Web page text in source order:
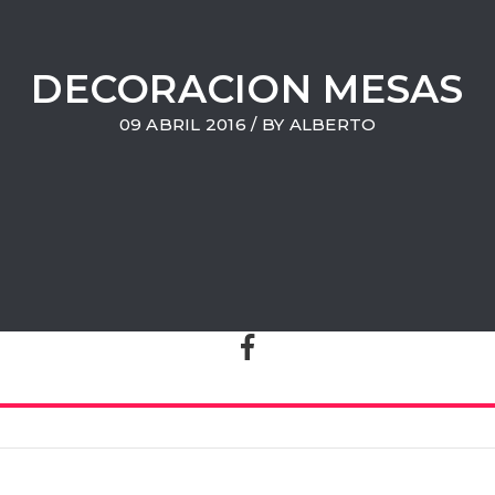
DECORACION MESAS
09 ABRIL 2016 / BY ALBERTO